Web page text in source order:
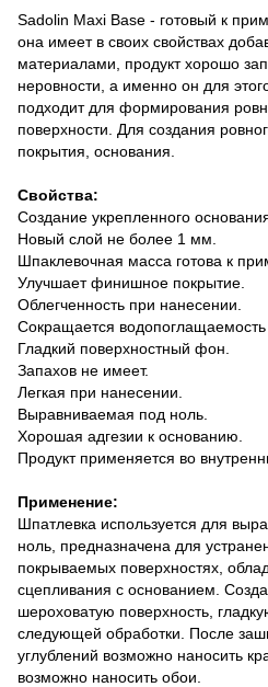
Sadolin Maxi Base - готовый к
она имеет в своих свойствах
материалами, продукт хорошо
неровности, а именно он для
подходит для формирования
поверхности. Для создания
покрытия, основания.
Свойства:
Создание укрепленного
Новый слой не более 1 мм.
Шпаклевочная масса готова к
Улучшает финишное покрытие.
Облегченность при нанесении.
Сокращается водопоглащаемость
Гладкий поверхностный фон.
Запахов не имеет.
Легкая при нанесении.
Выравниваемая под ноль.
Хорошая адгезии к основанию.
Продукт применяется во
Применение:
Шпатлевка используется для
ноль, предназначена для
покрываемых поверхностях,
сцепливания с основанием.
шероховатую поверхность,
следующей обработки. После
углублений возможно наносить
возможно наносить обои.